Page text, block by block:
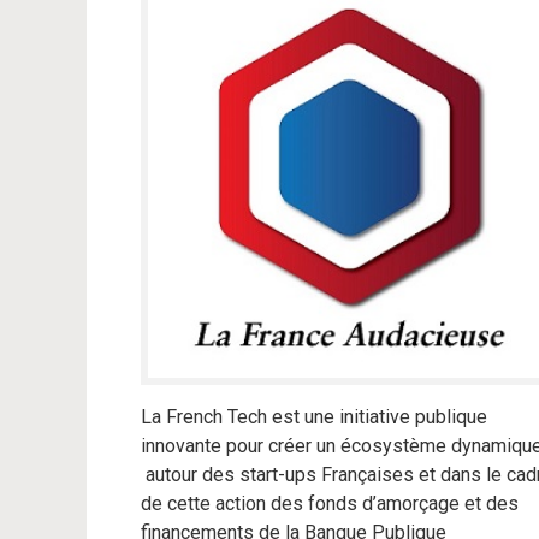
La French Tech est une initiative publique
innovante pour créer un écosystème
autour des start-ups Françaises et dans le
de cette action des fonds d’amorçage et des
financements de la Banque Publique